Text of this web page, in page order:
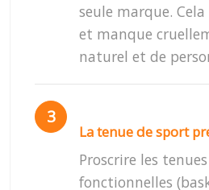
seule marque.
et manque
naturel et de
La tenue de sport
Proscrire les
fonctionnelles